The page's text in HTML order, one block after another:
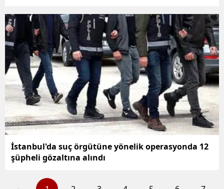
İstanbul'da suç örgütüne yönelik operasyonda 12
şüpheli gözaltına alındı